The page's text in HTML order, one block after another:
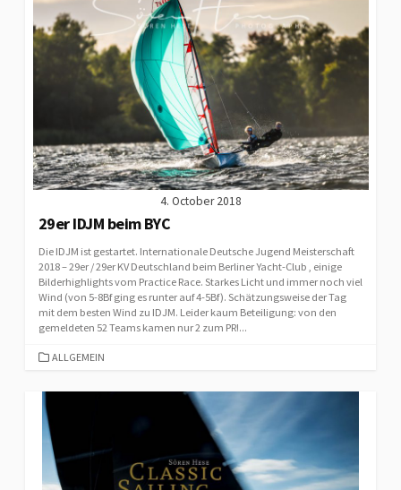
4. October 2018
29er IDJM beim BYC
Die IDJM ist gestartet. Internationale Deutsche Jugend Meisterschaft
2018 – 29er / 29er KV Deutschland beim Berliner Yacht-Club , einige
Bilderhighlights vom Practice Race. Starkes Licht und immer noch viel
Wind (von 5-8Bf ging es runter auf 4-5Bf). Schätzungsweise der Tag
mit dem besten Wind zu IDJM. Leider kaum Beteiligung: von den
gemeldeten 52 Teams kamen nur 2 zum PR!...
CATEGORIES
ALLGEMEIN